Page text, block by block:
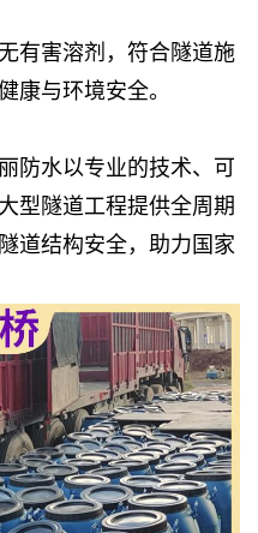
有害溶剂，符合隧道施
康与环境安全。
防水以专业的技术、可
型隧道工程提供全周期
道结构安全，助力国家